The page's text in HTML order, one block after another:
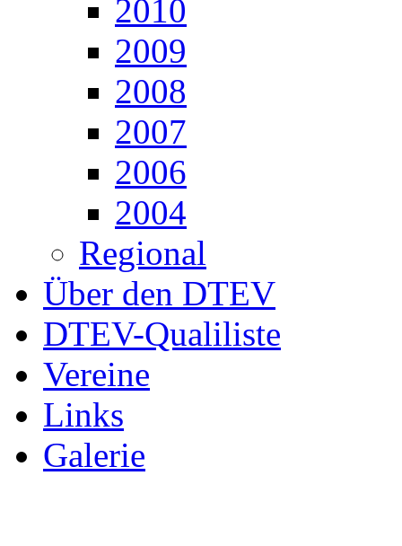
2010
2009
2008
2007
2006
2004
Regional
Über den DTEV
DTEV-Qualiliste
Vereine
Links
Galerie